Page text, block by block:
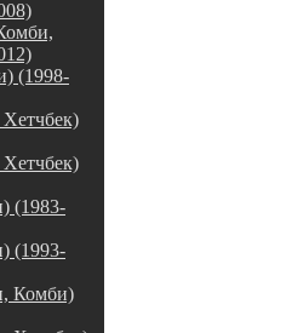
(1998-
(1983-
(1993-
Комби)